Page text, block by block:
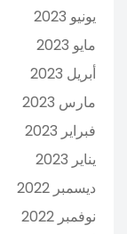
يونيو 2023
مايو 2023
أبريل 2023
مارس 2023
فبراير 2023
يناير 2023
ديسمبر 2022
نوفمبر 2022